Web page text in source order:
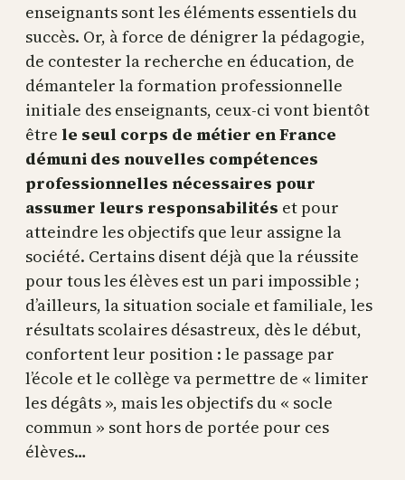
enseignants sont les éléments essentiels du
succès. Or, à force de dénigrer la pédagogie,
de contester la recherche en éducation, de
démanteler la formation professionnelle
initiale des enseignants, ceux-ci vont bientôt
être le seul corps de métier en France
démuni des nouvelles compétences
professionnelles nécessaires pour
assumer leurs responsabilités et pour
atteindre les objectifs que leur assigne la
société. Certains disent déjà que la réussite
pour tous les élèves est un pari impossible ;
d’ailleurs, la situation sociale et familiale, les
résultats scolaires désastreux, dès le début,
confortent leur position : le passage par
l’école et le collège va permettre de « limiter
les dégâts », mais les objectifs du « socle
commun » sont hors de portée pour ces
élèves…